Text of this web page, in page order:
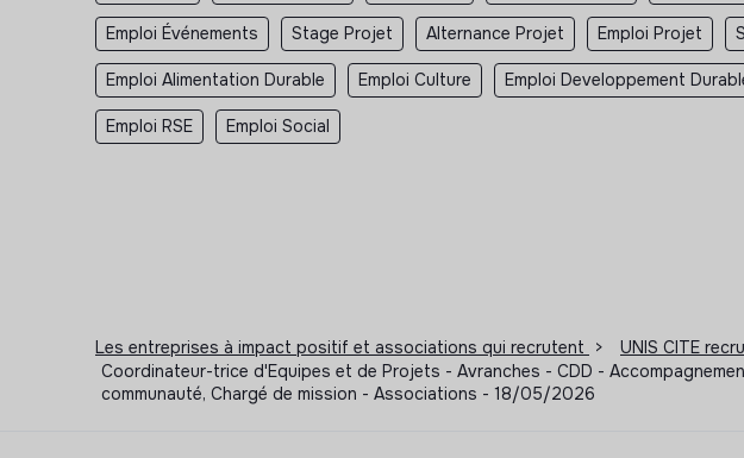
Emploi Événements Stage Projet Alternance Projet Emploi Projet
Emploi Alimentation Durable Emploi Culture Emploi Developpement
Emploi RSE Emploi Social
Les entreprises à impact positif et associations qui recrutent > UNIS CITE
Coordinateur-trice d'Equipes et de Projets - Avranches - CDD -
communauté, Chargé de mission - Associations - 18/05/2026